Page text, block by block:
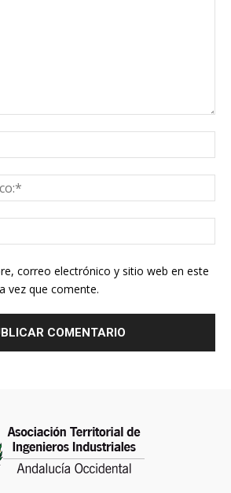
correo electrónico y sitio web en este
vez que comente.